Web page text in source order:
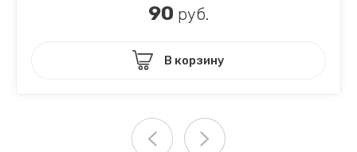
90 руб.
В корзину